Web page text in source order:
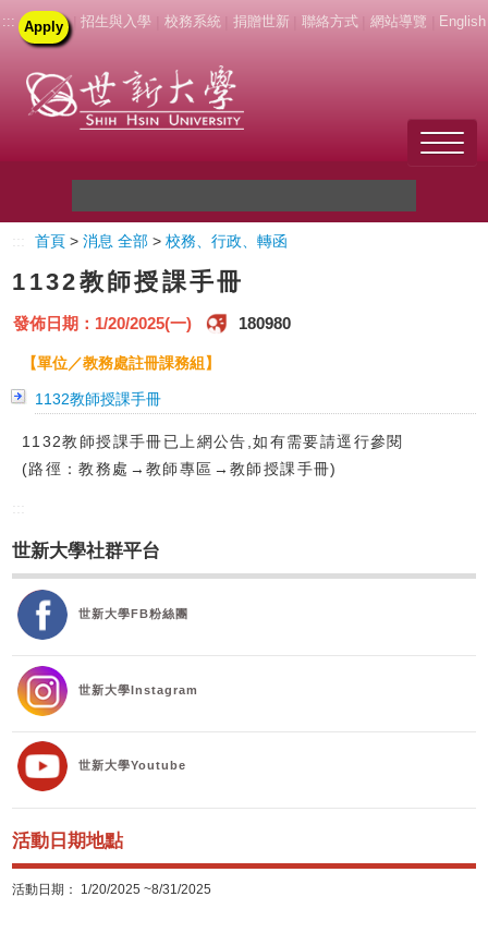
::: Apply | 招生與入學 校務系統 捐贈世新 聯絡方式 網站導覽 English
關於世新
新生
在校生
教職員
媒體
首頁 >消息 全部 >校務、行政、轉函
1132教師授課手冊
發佈日期：1/20/2025(一) 180980
【單位／教務處註冊課務組】
1132教師授課手冊
1132教師授課手冊已上網公告,如有需要請逕行參閱
(路徑：教務處→教師專區→教師授課手冊)
世新大學社群平台
世新大學FB粉絲團
世新大學Instagram
世新大學Youtube
活動日期地點
活動日期： 1/20/2025 ~8/31/2025